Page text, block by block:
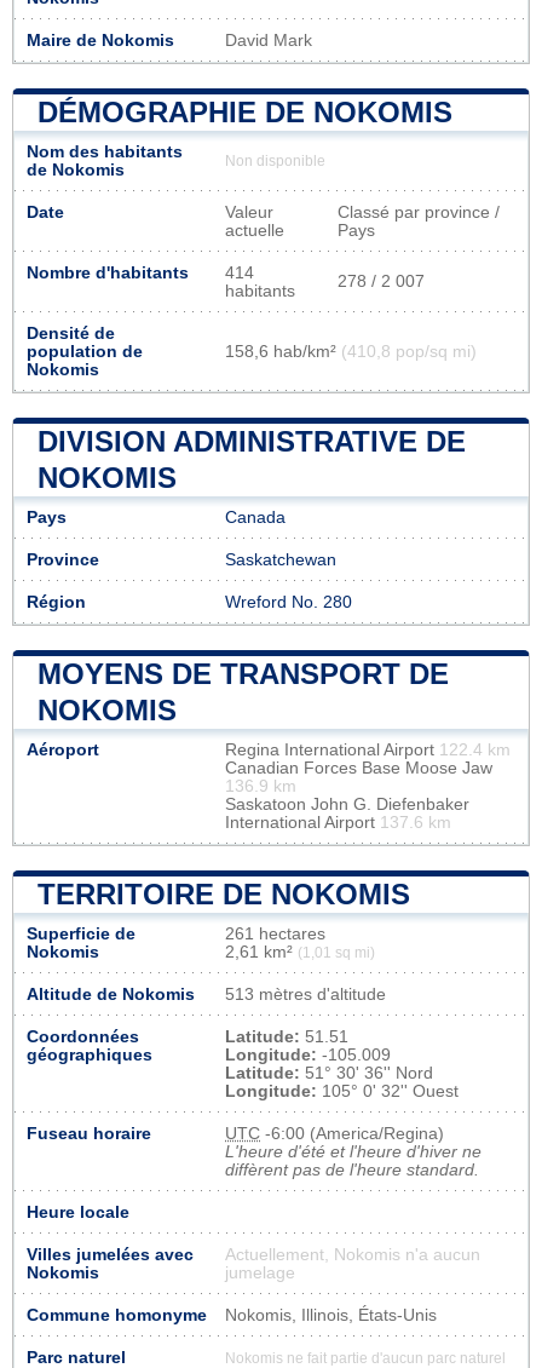
Maire de Nokomis David Mark
DÉMOGRAPHIE DE NOKOMIS
Nom des habitants
de Nokomis
Non disponible
Date
Valeur
actuelle
Classé par province /
Pays
Nombre d'habitants
414
habitants
278 / 2 007
Densité de
population de
Nokomis
158,6 hab/km² (410,8 pop/sq mi)
DIVISION ADMINISTRATIVE DE
NOKOMIS
Pays Canada
Province Saskatchewan
Région Wreford No. 280
MOYENS DE TRANSPORT DE
NOKOMIS
Aéroport Regina International Airport 122.4 km
Canadian Forces Base Moose Jaw
136.9 km
Saskatoon John G. Diefenbaker
International Airport 137.6 km
TERRITOIRE DE NOKOMIS
Superficie de
Nokomis
261 hectares
2,61 km² (1,01 sq mi)
Altitude de Nokomis 513 mètres d'altitude
Coordonnées
géographiques
Latitude: 51.51
Longitude: -105.009
Latitude: 51° 30' 36'' Nord
Longitude: 105° 0' 32'' Ouest
Fuseau horaire UTC -6:00 (America/Regina)
L'heure d'été et l'heure d'hiver ne
diffèrent pas de l'heure standard.
Heure locale
Villes jumelées avec
Nokomis
Actuellement, Nokomis n'a aucun
jumelage
Commune homonyme Nokomis, Illinois, États-Unis
Parc naturel Nokomis ne fait partie d'aucun parc naturel